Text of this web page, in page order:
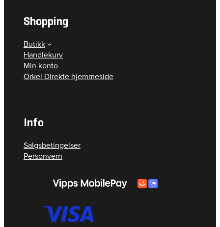
Shopping
Butikk
Handlekurv
Min konto
Orkel Direkte hjemmeside
Info
Salgsbetingelser
Personvern